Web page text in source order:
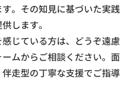
。その知見に基づいた実践
します。
じている方は、どうぞ遠慮
ムからご相談ください。面
走型の丁寧な支援でご指導